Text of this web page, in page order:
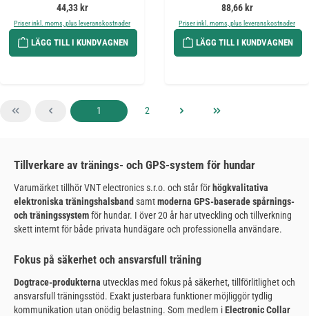
Ordinarie pris:
44,33 kr
Priser inkl. moms, plus leveranskostnader
LÄGG TILL I KUNDVAGNEN
Ordinarie pris:
88,66 kr
Priser inkl. moms, plus leveranskostnader
LÄGG TILL I KUNDVAGNEN
Sida
1 Sida
2
Tillverkare av tränings- och GPS-system för hundar
Varumärket tillhör VNT electronics s.r.o. och står förhögkvalitativa
elektroniska träningshalsbandsamtmoderna GPS-baserade spårnings-
och träningssystemför hundar. I över 20 år har utveckling och tillverkning
skett internt för både privata hundägare och professionella användare.
Fokus på säkerhet och ansvarsfull träning
Dogtrace-produkterna utvecklas med fokus på säkerhet, tillförlitlighet och
ansvarsfull träningsstöd. Exakt justerbara funktioner möjliggör tydlig
kommunikation utan onödig belastning. Som medlem iElectronic Collar